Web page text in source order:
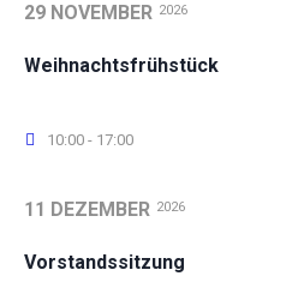
29 NOVEMBER 2026
Weihnachtsfrühstück
10:00 - 17:00
11 DEZEMBER 2026
Vorstandssitzung